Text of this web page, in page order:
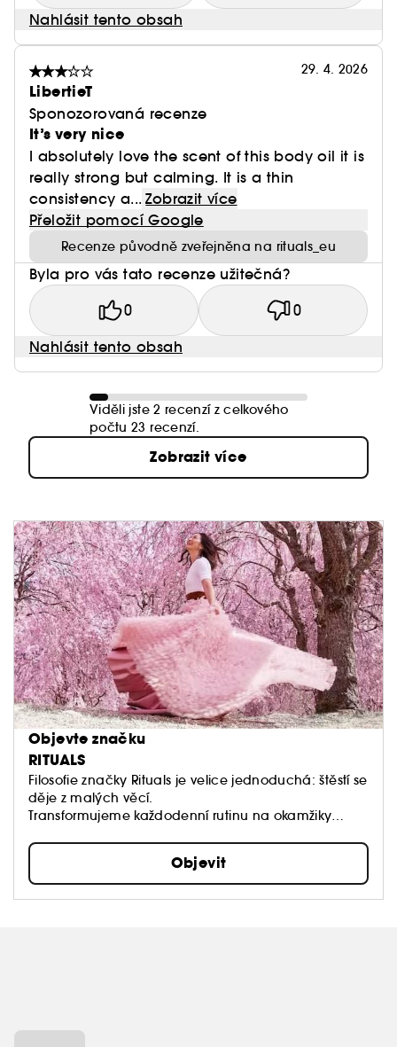
Nahlásit tento obsah
29. 4. 2026
LibertieT
Sponozorovaná recenze
It’s very nice
I absolutely love the scent of this body oil it is
really strong but calming. It is a thin
consistency a... Zobrazit více
Přeložit pomocí Google
Recenze původně zveřejněna na rituals_eu
Byla pro vás tato recenze užitečná?
0 0
Nahlásit tento obsah
Viděli jste 2 recenzí z celkového
počtu 23 recenzí.
Zobrazit více
Objevte značku
RITUALS
Filosofie značky Rituals je velice jednoduchá: štěstí se
děje z malých věcí.
Transformujeme každodenní rutinu na okamžiky
Naším hlavním cílem je poskytnout každému člověku
Objevit